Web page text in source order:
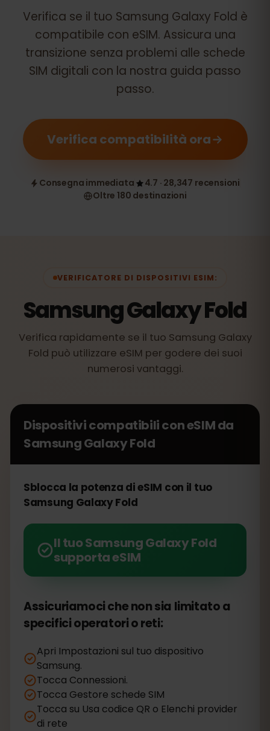
Verifica se il tuo Samsung Galaxy Fold è
compatibile con eSIM. Assicura una
transizione senza problemi alle schede
SIM digitali con la nostra guida passo
passo.
Verifica compatibilità ora
Consegna immediata
4.7 · 28,347 recensioni
Oltre 180 destinazioni
VERIFICATORE DI DISPOSITIVI ESIM:
Samsung Galaxy Fold
Verifica rapidamente se il tuo Samsung Galaxy
Fold può utilizzare eSIM per godere dei suoi
numerosi vantaggi.
Dispositivi compatibili con eSIM da
Samsung Galaxy Fold
Sblocca la potenza di eSIM con il tuo
Samsung Galaxy Fold
Il tuo Samsung Galaxy Fold
supporta eSIM
Assicuriamoci che non sia limitato a
specifici operatori o reti:
Apri Impostazioni sul tuo dispositivo
Samsung.
Tocca Connessioni.
Tocca Gestore schede SIM
Tocca su Usa codice QR o Elenchi provider
di rete